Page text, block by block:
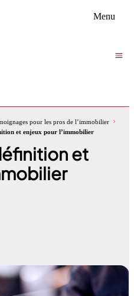
Menu
pour les pros de l’immobilier
et enjeux pour l’immobilier
et